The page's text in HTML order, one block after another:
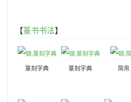
【篆书书法】
篆刻字典 篆刻字典 简帛